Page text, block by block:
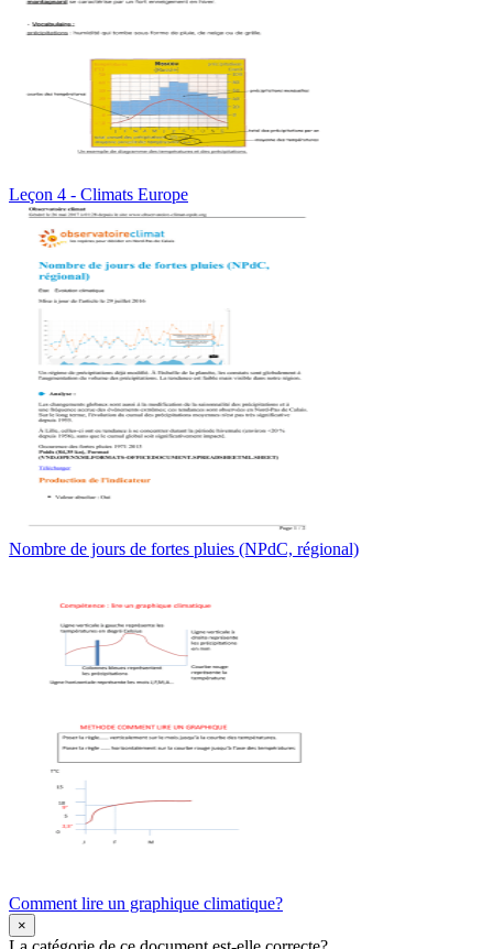
Leçon 4 - Climats Europe
Nombre de jours de fortes pluies (NPdC, régional)
Comment lire un graphique climatique?
×